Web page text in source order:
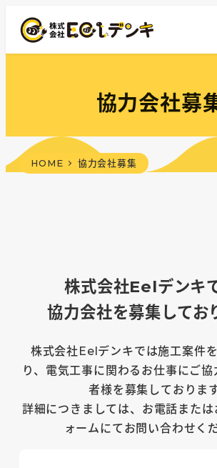
ン
へ
協力会社募
HOME 協力会社募集
株式会社Eelデンキ
協力会社を募集してお
株式会社Eelデンキでは施工案件
り、電気工事に関わるお仕事にご
者様を募集しております
詳細につきましては、お電話または
ォームにてお問い合わせく